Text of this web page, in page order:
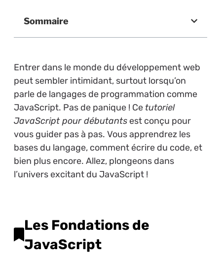
Sommaire
Entrer dans le monde du développement web
peut sembler intimidant, surtout lorsqu’on
parle de langages de programmation comme
JavaScript. Pas de panique ! Ce tutoriel
JavaScript pour débutantsest conçu pour
vous guider pas à pas. Vous apprendrez les
bases du langage, comment écrire du code, et
bien plus encore. Allez, plongeons dans
l’univers excitant du JavaScript !
Les Fondations de
JavaScript